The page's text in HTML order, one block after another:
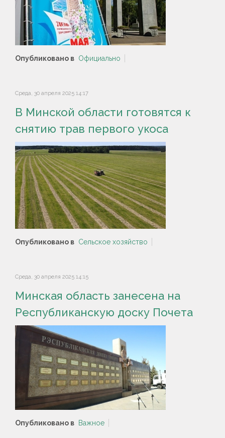
Опубликовано в Официально
Среда, 30 апреля 2025 14:17
В Минской области готовятся к
снятию трав первого укоса
Опубликовано в Сельское хозяйство
Среда, 30 апреля 2025 14:15
Минская область занесена на
Республиканскую доску Почета
Опубликовано в Важное